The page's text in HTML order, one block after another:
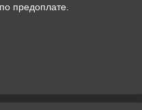
предоплате.